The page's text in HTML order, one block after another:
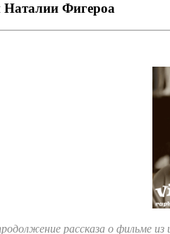
Наталии Фигероа
рассказа о фильме